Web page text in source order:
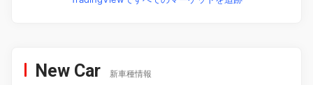
New Car 新車種情報